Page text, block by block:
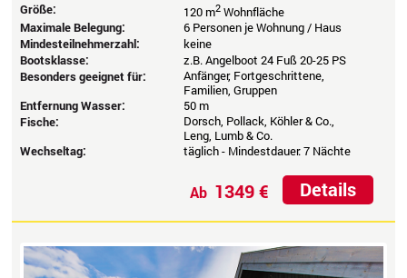
Größe: 120 m2Wohnfläche
Maximale Belegung:
6 Personen je Wohnung / Haus
Mindesteilnehmerzahl:
keine
Bootsklasse:
z.B. Angelboot 24 Fuß 20-25 PS
Besonders geeignet für:
Anfänger, Fortgeschrittene,
Familien, Gruppen
Entfernung Wasser:
50 m
Fische:
Dorsch, Pollack, Köhler & Co.,
Leng, Lumb & Co.
Wechseltag:
täglich - Mindestdauer: 7 Nächte
Details
Ab 1349 €